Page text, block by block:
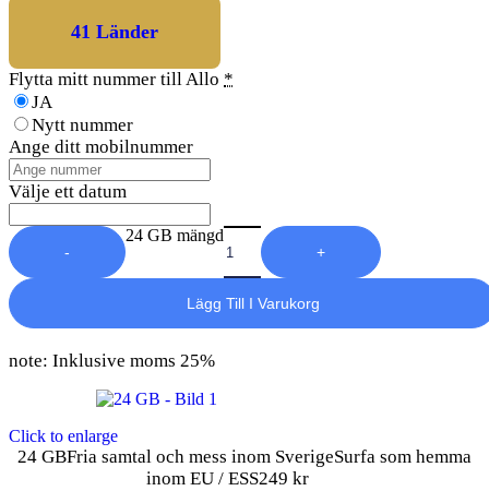
41 Länder
Flytta mitt nummer till Allo *
JA
Nytt nummer
Ange ditt mobilnummer
Välje ett datum
-
24 GB mängd
+
Lägg Till I Varukorg
note: Inklusive moms 25%
Click to enlarge
24 GBFria samtal och mess inom SverigeSurfa som hemma
inom EU / ESS249 kr